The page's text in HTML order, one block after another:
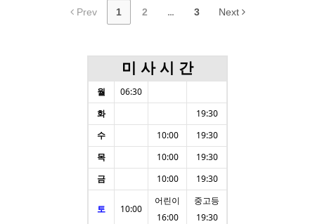
Prev 1 2 ... 3 Next
미 사 시 간
월
06:30
화
19:30
수
10:00
19:30
목
10:00
19:30
금
10:00 19:30
토 10:00
어린이
16:00
중고등
19:30